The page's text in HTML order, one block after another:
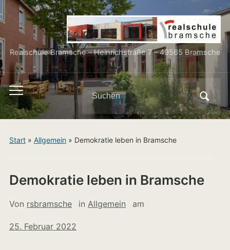
Realschule Bramsche – Heinrichstraße 7 – 49565 Bramsche
Toggle
mobile
menu
Search
for:
Start» Allgemein» Demokratie leben in Bramsche
Demokratie leben in Bramsche
Von rsbramsche in Allgemein am
25. Februar 2022